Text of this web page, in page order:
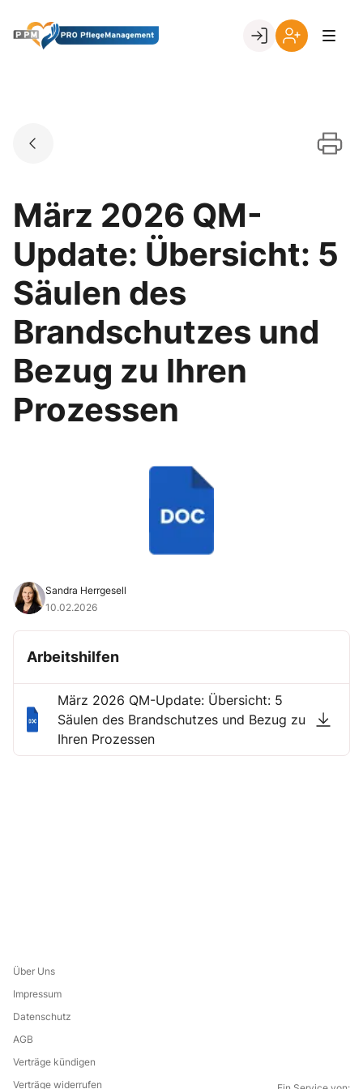
content
Go to landing page.
März 2026 QM-
Update: Übersicht: 5
Säulen des
Brandschutzes und
Bezug zu Ihren
Prozessen
Sandra Herrgesell
10.02.2026
Arbeitshilfen
März 2026 QM-Update: Übersicht: 5
Säulen des Brandschutzes und Bezug zu
Ihren Prozessen
Über Uns
Impressum
Datenschutz
AGB
Verträge kündigen
Verträge widerrufen